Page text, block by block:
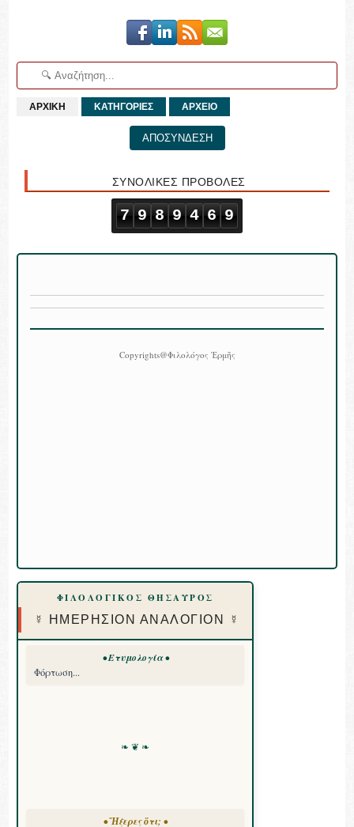
ΑΡΧΙΚΗ ΚΑΤΗΓΟΡΙΕΣ ΑΡΧΕΙΟ
ΑΠΟΣΥΝΔΕΣΗ
ΣΥΝΟΛΙΚΕΣ ΠΡΟΒΟΛΕΣ
7 9 8 9 4 6 9
Copyrights@Φιλολόγος Ἑρμῆς
ΦΙΛΟΛΟΓΙΚΟΣ ΘΗΣΑΥΡΟΣ
☿ ΗΜΕΡΗΣΙΟΝ ΑΝΑΛΟΓΙΟΝ ☿
• Ετυμολογία •
Φόρτωση...
❧ ❦ ❧
• Ἤξερες ὅτι; •